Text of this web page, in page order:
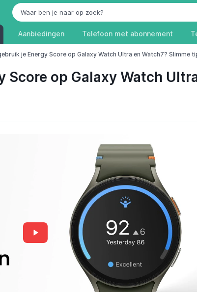
Aanbiedingen Telefoon met abonnement
je Energy Score op Galaxy Watch Ultra en Watch7? Slimme
Score op Galaxy Watch